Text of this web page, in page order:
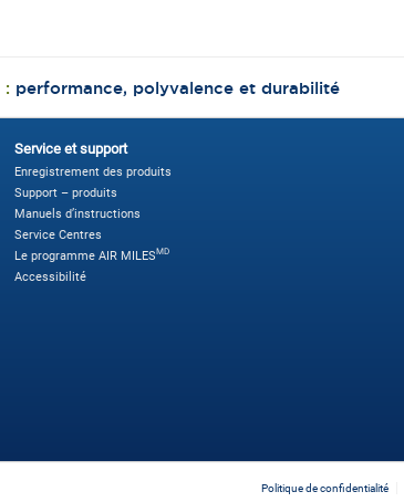
: performance, polyvalence et durabilité
Service et support
Enregistrement des produits
Support – produits
Manuels d’instructions
Service Centres
Le programme AIR MILESMD
Accessibilité
Politique de confidentialité